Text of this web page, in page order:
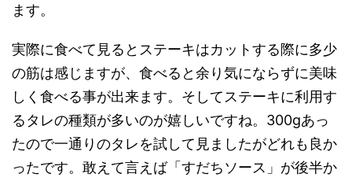
ます。
実際に食べて見るとステーキはカットする際に多少
の筋は感じますが、食べると余り気にならずに美味
しく食べる事が出来ます。そしてステーキに利用す
るタレの種類が多いのが嬉しいですね。300gあっ
たので一通りのタレを試して見ましたがどれも良か
ったです。敢えて言えば「すだちソース」が後半か